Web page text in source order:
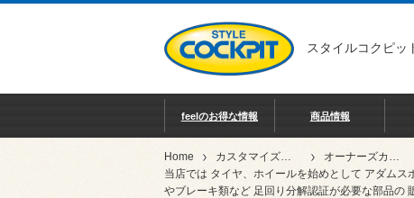
スタイルコクピッ
feelのお得な情報 商品情報
Home カスタマイズカー紹介 オーナーズカーインデックス
当店では タイヤ、ホイールを始めとして アダム
やブレーキ類など 足回り分解認証が必要な部品の